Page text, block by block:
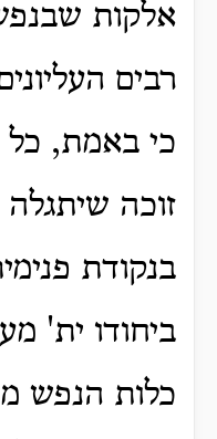
אלקות
רבים
כי באמת, כל
זוכה
בנקודת
ביחודו ית'
כלות הנפש